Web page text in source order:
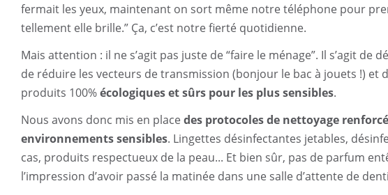
fermait les yeux, maintenant on sort même notre téléphone pour
tellement elle brille.” Ça, c’est notre fierté quotidienne.
Mais attention : il ne s’agit pas juste de “faire le ménage”. Il s’agit de
de réduire les vecteurs de transmission (bonjour le bac à jouets !) et
produits 100%écologiques et sûrs pour les plus sensibles.
Nous avons donc mis en place des protocoles de nettoyage
environnements sensibles. Lingettes désinfectantes jetables,
cas, produits respectueux de la peau... Et bien sûr, pas de parfum
l’impression d’avoir passé la matinée dans une salle d’attente de